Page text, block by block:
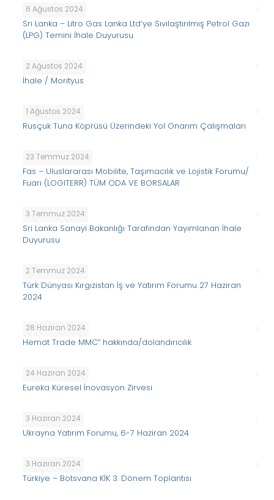
6 Ağustos 2024
Sri Lanka – Litro Gas Lanka Ltd’ye Sıvılaştırılmış Petrol Gazı
(LPG) Temini İhale Duyurusu
2 Ağustos 2024
İhale / Morityus
1 Ağustos 2024
Rusçuk Tuna Köprüsü Üzerindeki Yol Onarım Çalışmaları
23 Temmuz 2024
Fas – Uluslararası Mobilite, Taşımacılık ve Lojistik Forumu/
Fuarı (LOGITERR) TÜM ODA VE BORSALAR
3 Temmuz 2024
Sri Lanka Sanayi Bakanlığı Tarafından Yayımlanan İhale
Duyurusu
2 Temmuz 2024
Türk Dünyası Kırgızistan İş ve Yatırım Forumu 27 Haziran
2024
28 Haziran 2024
Hemat Trade MMC” hakkında/dolandırıcılık
24 Haziran 2024
Eureka Küresel İnovasyon Zirvesi
3 Haziran 2024
Ukrayna Yatırım Forumu, 6-7 Haziran 2024
3 Haziran 2024
Türkiye – Botsvana KİK 3. Dönem Toplantısı